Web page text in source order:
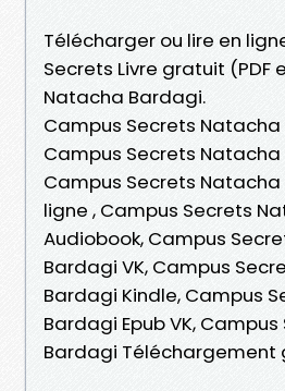
Télécharger ou lire en
Secrets Livre gratuit (PDF
Natacha Bardagi.
Campus Secrets Natacha
Campus Secrets Natacha
Campus Secrets Natacha
ligne , Campus Secrets
Audiobook, Campus
Bardagi VK, Campus
Bardagi Kindle, Campus
Bardagi Epub VK,
Bardagi Téléchargement